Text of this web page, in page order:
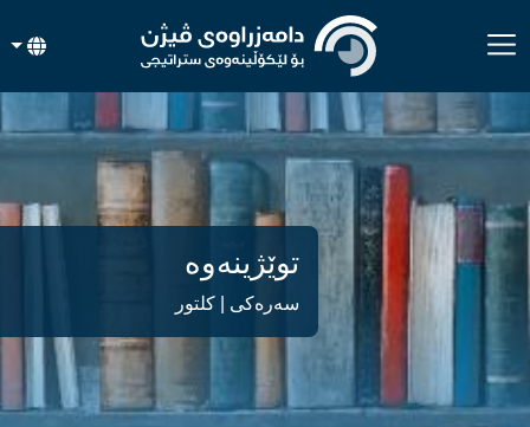
توێژینەوە
سەرەکی | کلتور